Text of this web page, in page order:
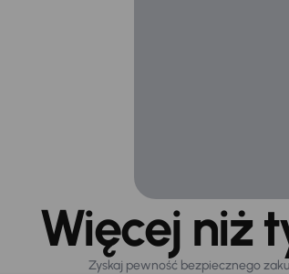
Więcej niż
Zyskaj pewność bezpiecznego